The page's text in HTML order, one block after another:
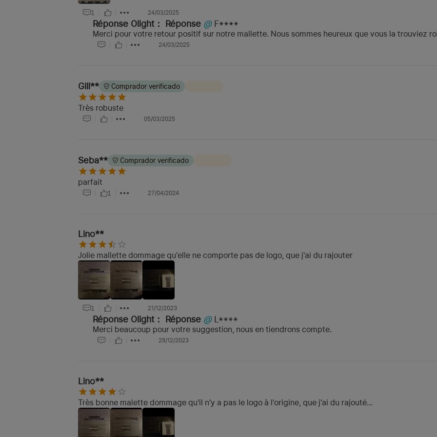
1 24/03/2025
Réponse Olight： Réponse @ F****
Merci pour votre retour positif sur notre mallette. Nous sommes heureux que vous la trouviez
24/03/2025
Gill** Comprador verificado
Très robuste
05/03/2025
Seba** Comprador verificado
parfait
1 27/04/2024
Lino**
Jolie mallette dommage qu'elle ne comporte pas de logo, que j'ai du rajouter
1 21/12/2023
Réponse Olight： Réponse @ L****
Merci beaucoup pour votre suggestion, nous en tiendrons compte.
29/12/2023
Lino**
Très bonne malette dommage qu'il n'y a pas le logo à l'origine, que j'ai du rajouté...